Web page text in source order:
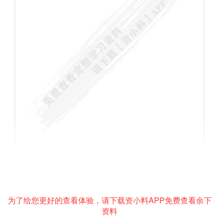
为了给您更好的查看体验，请下载资小料APP免费查看余下
资料